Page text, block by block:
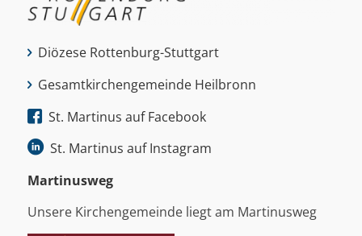
Diözese Rottenburg-Stuttgart
Gesamtkirchengemeinde Heilbronn
St. Martinus auf Facebook
St. Martinus auf Instagram
Martinus­weg
Unsere Kirchengemeinde liegt am Martinusweg